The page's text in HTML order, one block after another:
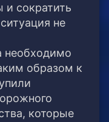
и сократить
не
необходимо
образом к
которые